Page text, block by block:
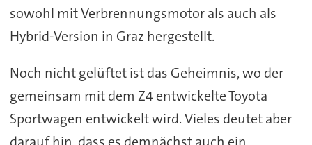
sowohl mit Verbrennungsmotor als auch als
Hybrid-Version in Graz hergestellt.
Noch nicht gelüftet ist das Geheimnis, wo der
gemeinsam mit dem Z4 entwickelte Toyota
Sportwagen entwickelt wird. Vieles deutet aber
darauf hin, dass es demnächst auch ein